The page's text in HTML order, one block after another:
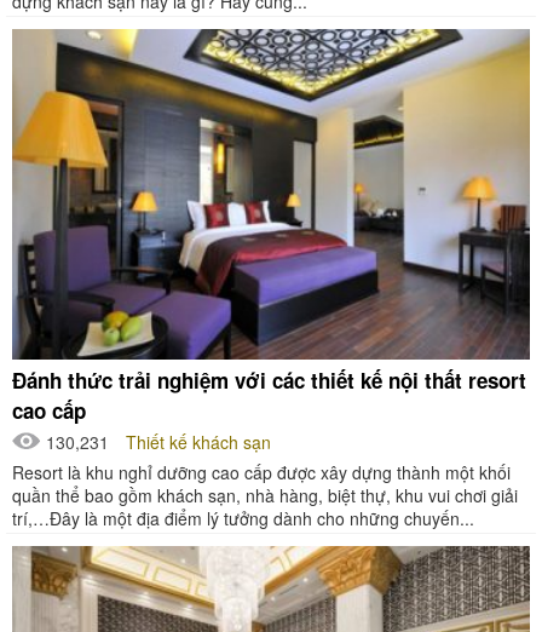
Đánh thức trải nghiệm với các thiết kế nội thất resort
cao cấp
130,231
Thiết kế khách sạn
Resort là khu nghỉ dưỡng cao cấp được xây dựng thành một khối
quần thể bao gồm khách sạn, nhà hàng, biệt thự, khu vui chơi giải
trí,…Đây là một địa điểm lý tưởng dành cho những chuyến...